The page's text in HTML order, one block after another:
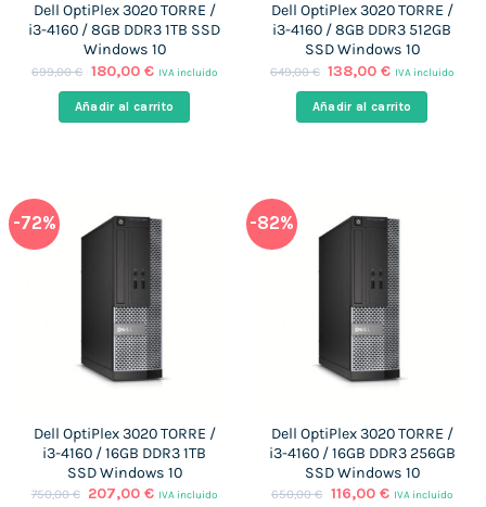
Dell OptiPlex 3020 TORRE /
i3-4160 / 8GB DDR3 1TB SSD
Windows 10
699,00€ El
original
era:
180,00 €El
actual
es:
IVA incluido
Añadir al carrito
Dell OptiPlex 3020 TORRE /
i3-4160 / 8GB DDR3 512GB
SSD Windows 10
649,00€ El
original
era:
138,00€El
actual
es:
IVA incluido
Añadir al carrito
-72%
Dell OptiPlex 3020 TORRE /
i3-4160 / 16GB DDR3 1TB
SSD Windows 10
750,00€ El
207,00€ElIVA incluido
-82%
Dell OptiPlex 3020 TORRE /
i3-4160 / 16GB DDR3 256GB
SSD Windows 10
650,00€ El
116,00 €ElIVA incluido